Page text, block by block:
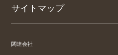
サイトマップ
関連会社